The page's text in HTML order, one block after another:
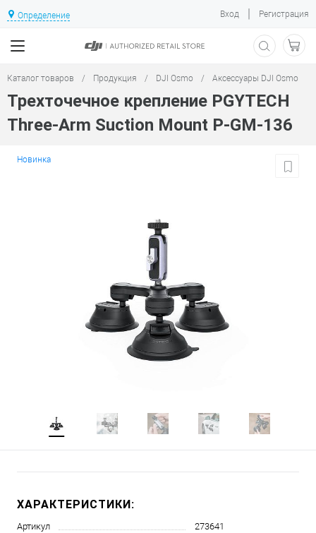
Определение Вход | Регистрация
Каталог товаров / Продукция / DJI Osmo / Аксессуары DJI Osmo
Трехточечное крепление PGYTECH
Three-Arm Suction Mount P-GM-136
Новинка
ХАРАКТЕРИСТИКИ:
Артикул 273641